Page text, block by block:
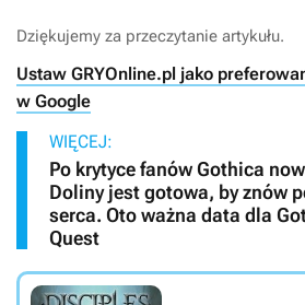
Dziękujemy za przeczytanie artykułu.
Ustaw GRYOnline.pl jako
w Google
WIĘCEJ:
Po krytyce fanów Gothica
Doliny jest gotowa, by znów
serca. Oto ważna data dla
Quest